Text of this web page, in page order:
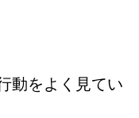
動をよく見てい